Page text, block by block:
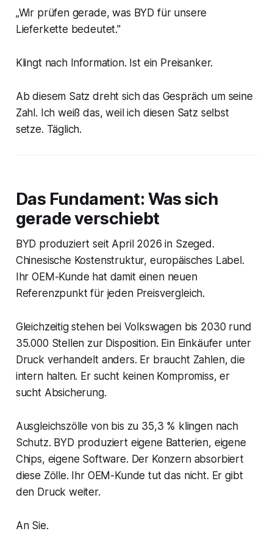
„Wir prüfen gerade, was BYD für unsere
Lieferkette bedeutet."
Klingt nach Information. Ist ein Preisanker.
Ab diesem Satz dreht sich das Gespräch um seine
Zahl. Ich weiß das, weil ich diesen Satz selbst
setze. Täglich.
Das Fundament: Was sich
gerade verschiebt
BYD produziert seit April 2026 in Szeged.
Chinesische Kostenstruktur, europäisches Label.
Ihr OEM-Kunde hat damit einen neuen
Referenzpunkt für jeden Preisvergleich.
Gleichzeitig stehen bei Volkswagen bis 2030 rund
35.000 Stellen zur Disposition. Ein Einkäufer unter
Druck verhandelt anders. Er braucht Zahlen, die
intern halten. Er sucht keinen Kompromiss, er
sucht Absicherung.
Ausgleichszölle von bis zu 35,3 % klingen nach
Schutz. BYD produziert eigene Batterien, eigene
Chips, eigene Software. Der Konzern absorbiert
diese Zölle. Ihr OEM-Kunde tut das nicht. Er gibt
den Druck weiter.
An Sie.